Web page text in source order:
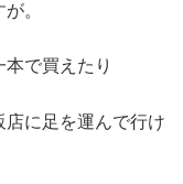
。
で買えたり
に足を運んで行け